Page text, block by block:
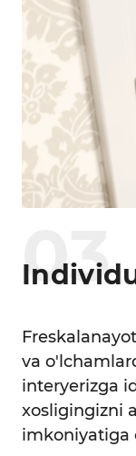
03
va
interyerizga
xosligingizni
imkoniyatiga